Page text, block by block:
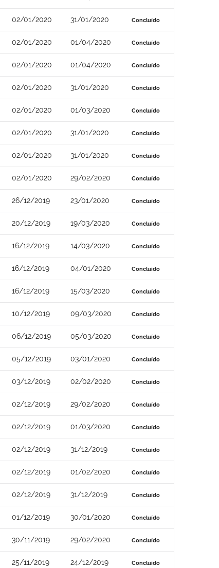
02/01/2020 31/01/2020 Concluído
02/01/2020 01/04/2020 Concluído
02/01/2020 01/04/2020 Concluído
02/01/2020 31/01/2020 Concluído
02/01/2020 01/03/2020 Concluído
02/01/2020 31/01/2020 Concluído
02/01/2020 31/01/2020 Concluído
02/01/2020 29/02/2020 Concluído
26/12/2019 23/01/2020 Concluído
20/12/2019 19/03/2020 Concluído
16/12/2019 14/03/2020 Concluído
16/12/2019 04/01/2020 Concluído
16/12/2019 15/03/2020 Concluído
10/12/2019 09/03/2020 Concluído
06/12/2019 05/03/2020 Concluído
05/12/2019 03/01/2020 Concluído
03/12/2019 02/02/2020 Concluído
02/12/2019 29/02/2020 Concluído
02/12/2019 01/03/2020 Concluído
02/12/2019 31/12/2019 Concluído
02/12/2019 01/02/2020 Concluído
02/12/2019 31/12/2019 Concluído
01/12/2019 30/01/2020 Concluído
30/11/2019 29/02/2020 Concluído
25/11/2019 24/12/2019 Concluído